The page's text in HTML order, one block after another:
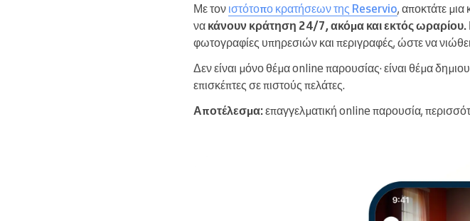
Με τον ιστότοπο κρατήσεων της Reservio, αποκτάτε
να κάνουν κράτηση 24/7, ακόμα και εκτός ωραρίου.
φωτογραφίες υπηρεσιών και περιγραφές, ώστε να
Δεν είναι μόνο θέμα online παρουσίας· είναι θέμα
επισκέπτες σε πιστούς πελάτες.
Αποτέλεσμα:επαγγελματική online παρουσία,